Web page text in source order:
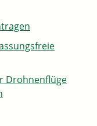
Drohnenflüge